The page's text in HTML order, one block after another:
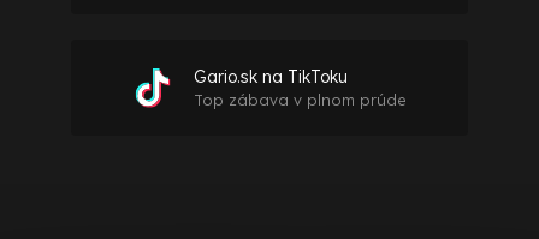
Gario.sk na TikToku
Top zábava v plnom prúde